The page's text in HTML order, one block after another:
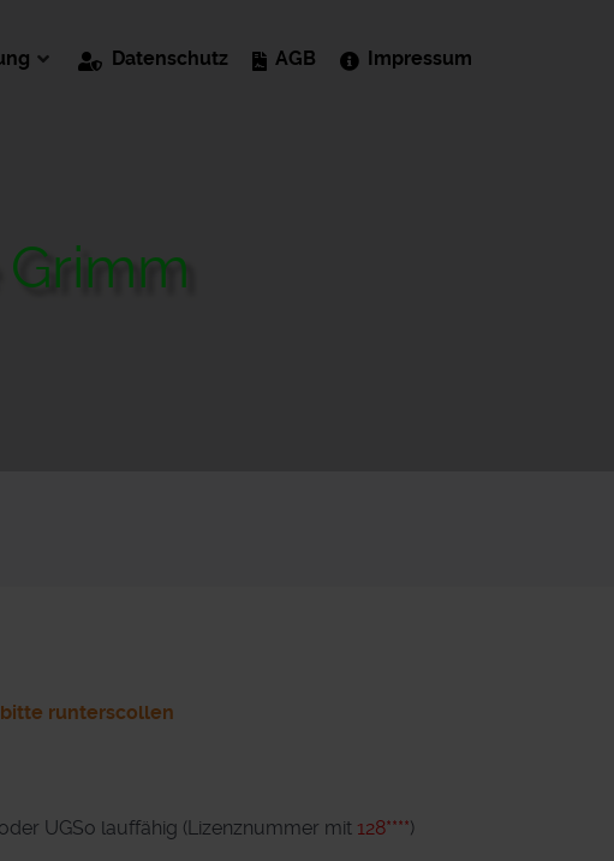
Datenschutz AGB Impressum
runterscollen
UGSo lauffähig (Lizenznummer mit 128****)